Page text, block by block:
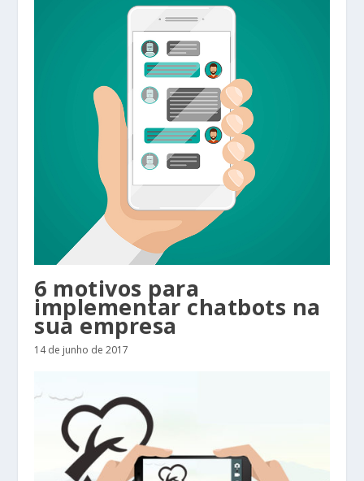
6 motivos para
implementar chatbots na
sua empresa
14 de junho de 2017